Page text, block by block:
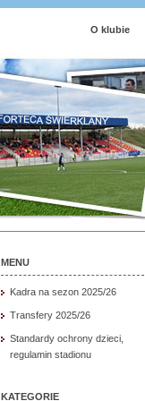
O klubie
MENU
Kadra na sezon 2025/26
Transfery 2025/26
Standardy ochrony dzieci,
regulamin stadionu
KATEGORIE